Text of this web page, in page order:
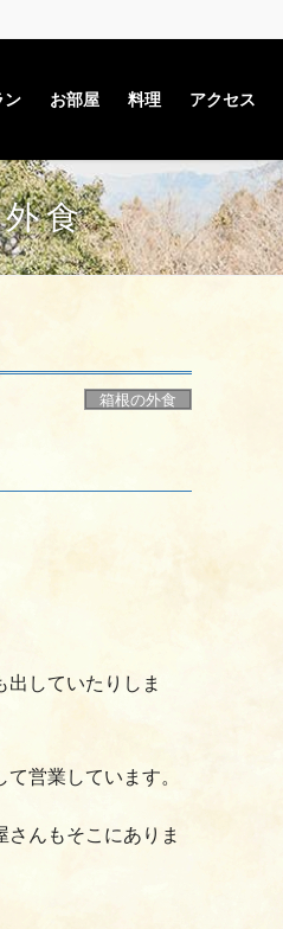
ン お部屋 料理 アクセス
食
箱根の外食
していたりしま
営業しています。
んもそこにありま